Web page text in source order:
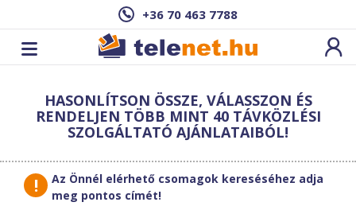
+36 70 463 7788
Ez a csomag sajnos nem elérhető az Ön
címén.Megnézem másik címen!
vissza a szolgáltatásokhoz
HASONLÍTSON ÖSSZE, VÁLASSZON ÉS
RENDELJEN TÖBB MINT 40 TÁVKÖZLÉSI
SZOLGÁLTATÓ AJÁNLATAIBÓL!
Az Önnél elérhető csomagok kereséséhez adja
meg pontos címét!